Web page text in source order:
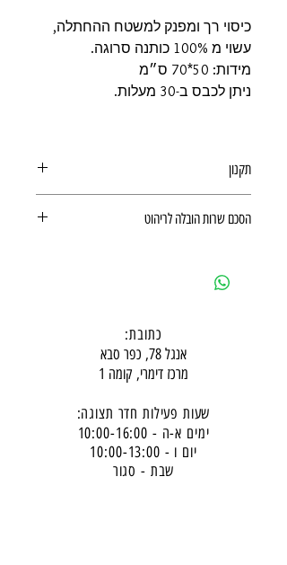
כיסוי רך ומפנק למשטח ההחתלה,
עשוי מ 100% כותנה סרוגה.
מידות: 50*70 ס״מ
ניתן לכבס ב-30 מעלות.
תקנון
הסכם שרות הובלה לריהוט
כתובת:
אנגל 78, כפר סבא
מרכז דימרי, קומה 1
שעות פעילות חדר תצוגה:
ימים א-ה - 10:00-16: 00
יום ו - 10:00-13:00
שבת - סגור